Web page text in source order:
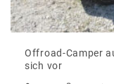
Offroad-Camper
sich vor